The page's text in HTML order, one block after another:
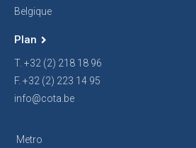
Belgique
Plan
T. +32 (2) 218 18 96
F. +32 (2) 223 14 95
info@cota.be
Metro